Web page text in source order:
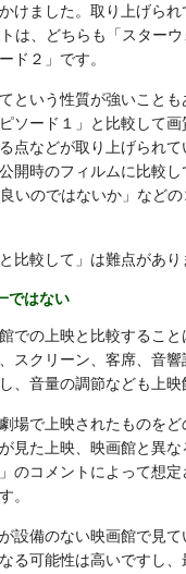
けました。取り上げられ
は、どちらも「スターウ
ド２」です。
という性質が強いことも
ソード１」と比較して画
点などが取り上げられ
公開時のフィルムに比較
いのではないか」など
比較して」は難点があり
ではない
での上映と比較するこ
スクリーン、客席、音
、音量の調節なども上映
場で上映されたものを
見た上映、映画館と異
のコメントによって想
。
設備のない映画館で見
る可能性は高いですし